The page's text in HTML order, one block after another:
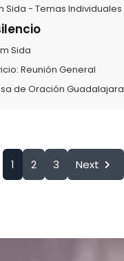
Sida - Temas Individuales
Sida
Reunión General
de Oración Guadalajara
1 2 3 Next